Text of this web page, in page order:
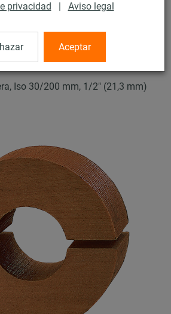
privacidad | Aviso legal
Aceptar
2 / 8
de madera
Iso 30/200 mm, 1/2" (21,3 mm)